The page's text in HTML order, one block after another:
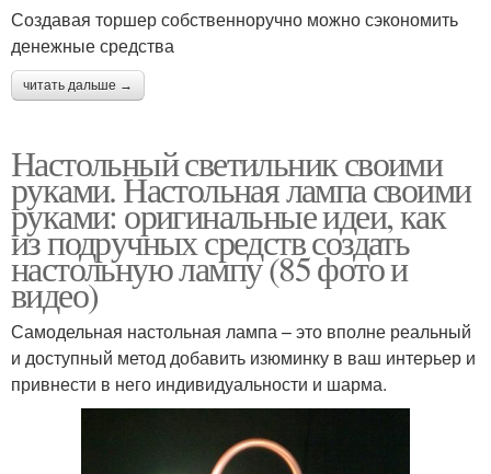
Создавая торшер собственноручно можно сэкономить
денежные средства
читать дальше →
Настольный светильник своими
руками. Настольная лампа своими
руками: оригинальные идеи, как
из подручных средств создать
настольную лампу (85 фото и
видео)
Самодельная настольная лампа – это вполне реальный
и доступный метод добавить изюминку в ваш интерьер и
привнести в него индивидуальности и шарма.